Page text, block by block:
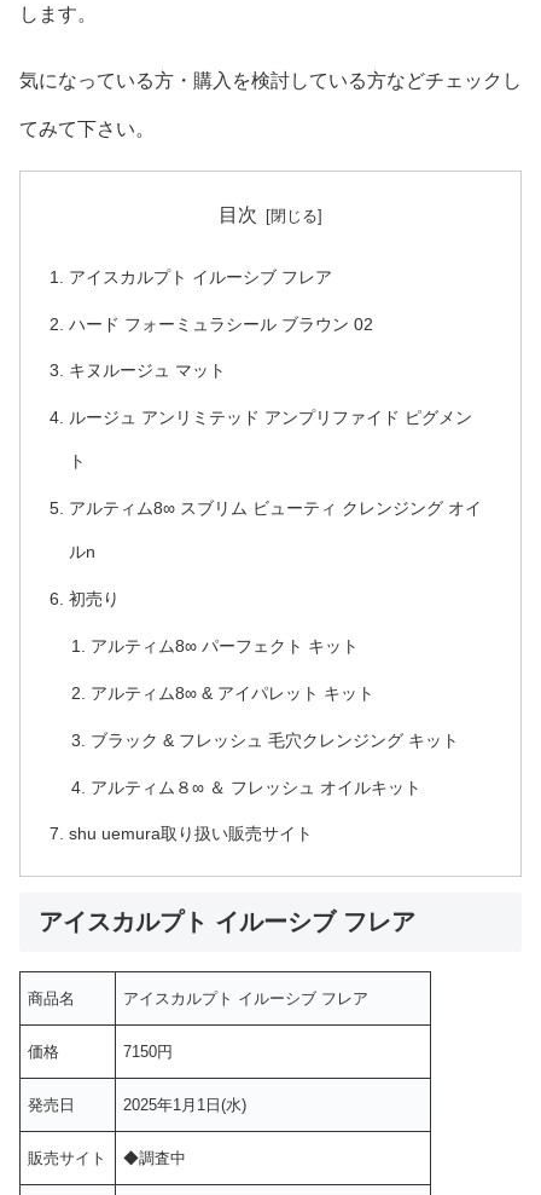
します。
気になっている方・購入を検討している方などチェックし
てみて下さい。
目次
アイスカルプト イルーシブ フレア
ハード フォーミュラシール ブラウン 02
キヌルージュ マット
ルージュ アンリミテッド アンプリファイド ピグメン
ト
アルティム8∞ スブリム ビューティ クレンジング オイ
ルn
初売り
アルティム8∞ パーフェクト キット
アルティム8∞ & アイパレット キット
ブラック & フレッシュ 毛穴クレンジング キット
アルティム８∞ ＆ フレッシュ オイルキット
shu uemura取り扱い販売サイト
アイスカルプト イルーシブ フレア
商品名 アイスカルプト イルーシブ フレア
価格 7150円
発売日 2025年1月1日(水)
販売サイト ◆調査中